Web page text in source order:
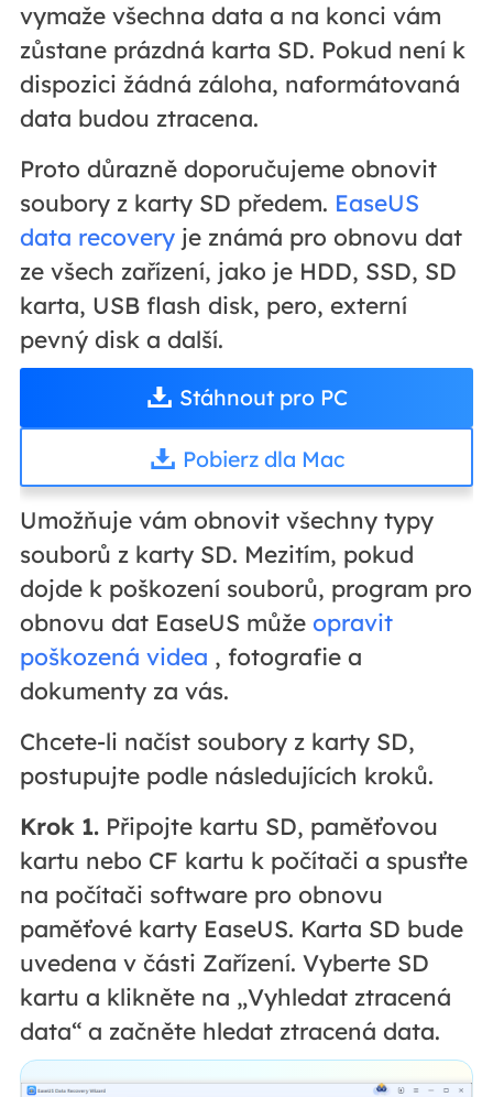
vymaže všechna data a na konci vám
zůstane prázdná karta SD. Pokud není k
dispozici žádná záloha, naformátovaná
data budou ztracena.
Proto důrazně doporučujeme obnovit
soubory z karty SD předem. EaseUS
data recoveryje známá pro obnovu dat
ze všech zařízení, jako je HDD, SSD, SD
karta, USB flash disk, pero, externí
pevný disk a další.
Stáhnout pro PC
Pobierz dla Mac
Umožňuje vám obnovit všechny typy
souborů z karty SD. Mezitím, pokud
dojde k poškození souborů, program pro
obnovu dat EaseUS může opravit
poškozená videa , fotografie a
dokumenty za vás.
Chcete-li načíst soubory z karty SD,
postupujte podle následujících kroků.
Krok 1.Připojte kartu SD, paměťovou
kartu nebo CF kartu k počítači a spusťte
na počítači software pro obnovu
paměťové karty EaseUS. Karta SD bude
uvedena v části Zařízení. Vyberte SD
kartu a klikněte na „Vyhledat ztracená
data“ a začněte hledat ztracená data.